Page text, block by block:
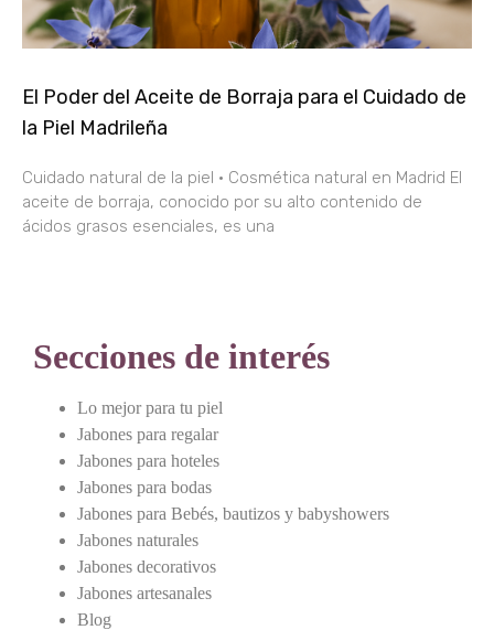
El Poder del Aceite de Borraja para el Cuidado de
la Piel Madrileña
Cuidado natural de la piel · Cosmética natural en Madrid El
aceite de borraja, conocido por su alto contenido de
ácidos grasos esenciales, es una
Secciones de interés
Lo mejor para tu piel
Jabones para regalar
Jabones para hoteles
Jabones para bodas
Jabones para Bebés, bautizos y babyshowers
Jabones naturales
Jabones decorativos
Jabones artesanales
Blog